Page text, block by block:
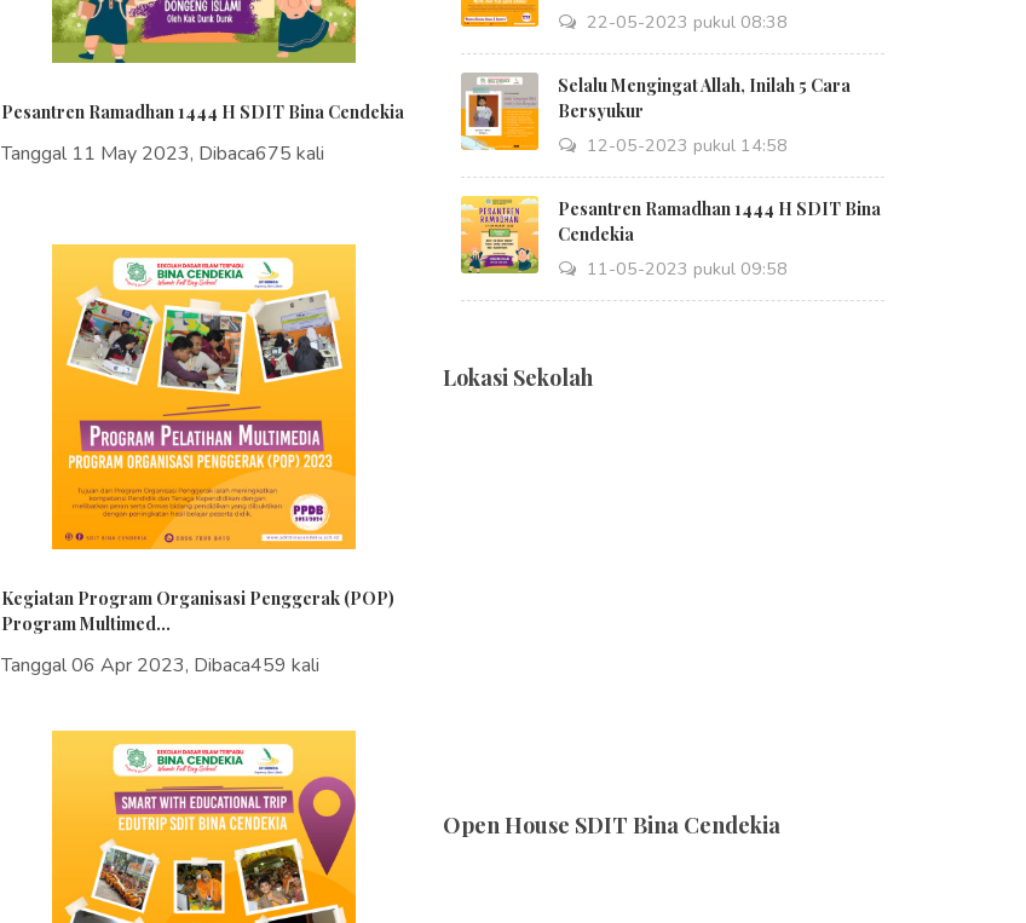
Pesantren Ramadhan 1444 H SDIT Bina Cendekia
Tanggal 11 May 2023, Dibaca675 kali
Kegiatan Program Organisasi Penggerak (POP)
Program Multimed...
Tanggal 06 Apr 2023, Dibaca459 kali
22-05-2023 pukul 08:38
Selalu Mengingat Allah, Inilah 5 Cara
Bersyukur
12-05-2023 pukul 14:58
Pesantren Ramadhan 1444 H SDIT Bina
Cendekia
11-05-2023 pukul 09:58
Lokasi Sekolah
Open House SDIT Bina Cendekia